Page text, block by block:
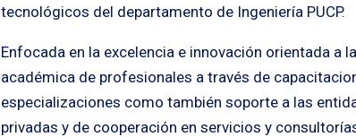
tecnológicos del departamento de Ingeniería PUCP.
Enfocada en la excelencia e innovación orientada a
académica de profesionales a través de
especializaciones como también soporte a las
privadas y de cooperación en servicios y